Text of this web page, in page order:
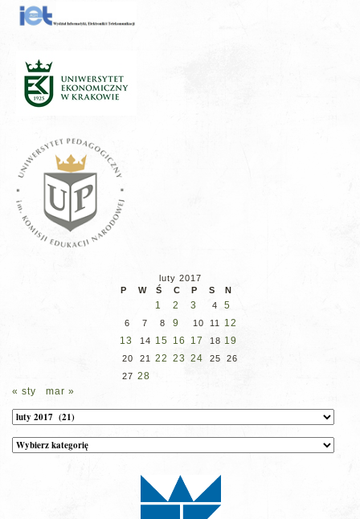
luty 2017
P
W Ś C P S N
1 2 3 4 5
6 7 8 9 10 11
12
13
14 15 16 17 18 19
20 21 22 23 24 25
26
27 28
« sty
mar »
Archiwum
Kategorie
wpisów